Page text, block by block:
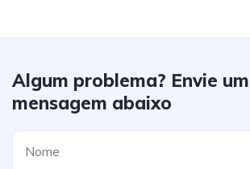
Algum problema? Envie
mensagem abaixo